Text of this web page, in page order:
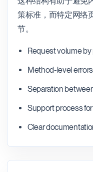
策标准，而特定网络
节。
Request volume
Method-level
Separation
Support process
Clear